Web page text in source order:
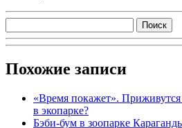
Похожие записи
«Время покажет».
в экопарке?
Бэби-бум в зоопарке